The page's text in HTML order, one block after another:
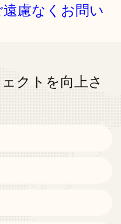
慮なくお問い
クトを向上さ